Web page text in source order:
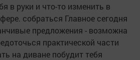
в руки и что-то изменить в
собраться Главное сегодня
предложения - возможна
практической части
на диване побудит тебя